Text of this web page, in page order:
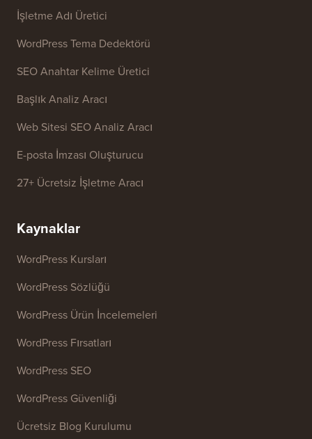
İşletme Adı Üretici
WordPress Tema Dedektörü
SEO Anahtar Kelime Üretici
Başlık Analiz Aracı
Web Sitesi SEO Analiz Aracı
E-posta İmzası Oluşturucu
27+ Ücretsiz İşletme Aracı
Kaynaklar
WordPress Kursları
WordPress Sözlüğü
WordPress Ürün İncelemeleri
WordPress Fırsatları
WordPress SEO
WordPress Güvenliği
Ücretsiz Blog Kurulumu